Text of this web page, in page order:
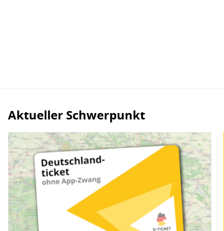
Aktueller Schwerpunkt
Bild